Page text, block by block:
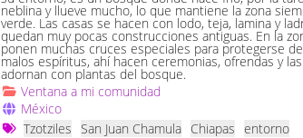
neblina y llueve mucho, lo que mantiene la zona
verde. Las casas se hacen con lodo, teja, lamina y
quedan muy pocas construcciones antiguas. En la
ponen muchas cruces especiales para protegerse
malos espíritus, ahí hacen ceremonias, ofrendas y las
adornan con plantas del bosque.
Ventana a mi comunidad
México
Tzotziles San Juan Chamula Chiapas entorno